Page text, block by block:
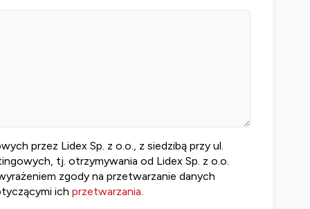
przez Lidex Sp. z o.o., z siedzibą przy ul.
tj. otrzymywania od Lidex Sp. z o.o.
zgody na przetwarzanie danych
ich przetwarzania.